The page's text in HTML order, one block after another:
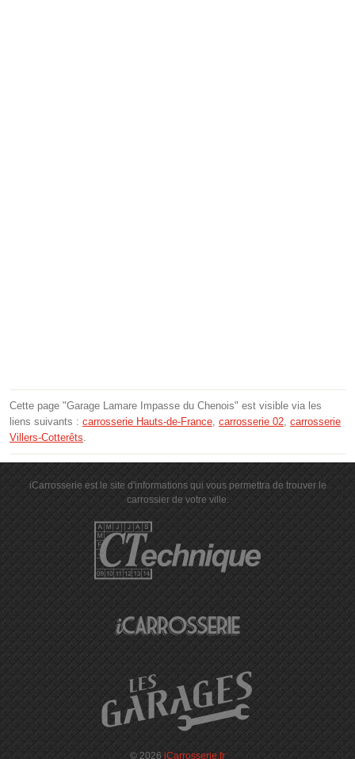
Cette page "Garage Lamare Impasse du Chenois" est visible via les
liens suivants : carrosserie Hauts-de-France, carrosserie 02, carrosserie
Villers-Cotterêts.
iCarrosserie est le site d'informations qui vous permettra de trouver le
carrossier de votre ville.
© 2026 iCarrosserie.fr